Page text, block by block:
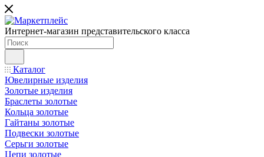
Интернет-магазин представительского класса
Каталог
Ювелирные изделия
Золотые изделия
Браслеты золотые
Кольца золотые
Гайтаны золотые
Подвески золотые
Серьги золотые
Цепи золотые